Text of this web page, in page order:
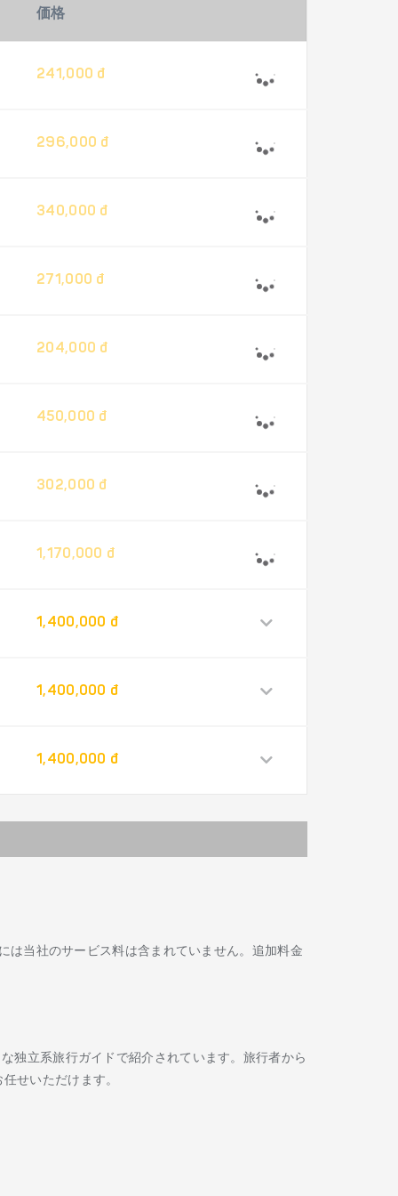
価格
241,000 đ
296,000 đ
340,000 đ
271,000 đ
204,000 đ
450,000 đ
302,000 đ
1,170,000 đ
1,400,000 đ
1,400,000 đ
1,400,000 đ
は当社のサービス料は含まれていません。追加料金
独立系旅行ガイドで紹介されています。旅行者から
せいただけます。